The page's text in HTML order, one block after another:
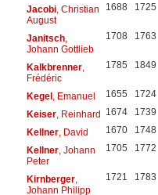
Jacobi, Christian
August
1688 1725
Janitsch,
Johann Gottlieb
1708 1763
Kalkbrenner,
Frédéric
1785 1849
Kegel, Emanuel 1655 1724
Keiser, Reinhard 1674 1739
Kellner, David 1670 1748
Kellner, Johann
Peter
1705 1772
Kirnberger,
Johann Philipp
1721 1783